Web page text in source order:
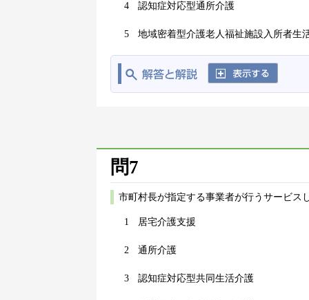
4 認知症対応型通所介護
5 地域密着型介護老人福祉施設入所者生
問7
市町村長が指定する事業者が行うサービス
1 居宅介護支援
2 通所介護
3 認知症対応型共同生活介護